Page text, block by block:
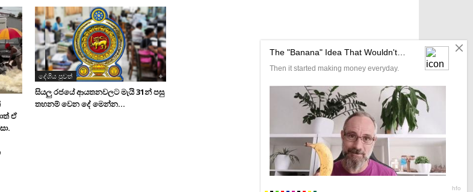
ඒ
දේශිය පුවත්
සියලු රජයේ ආයතනවලට මැයි 31න් පසු
තහනම් වෙන දේ මෙන්න…